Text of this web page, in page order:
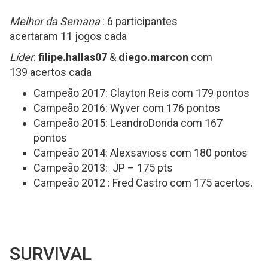
Melhor da Semana: 6 participantes
acertaram 11 jogos cada
Líder: filipe.hallas07 & diego.marcon com
139 acertos cada
Campeão 2017: Clayton Reis com 179 pontos
Campeão 2016: Wyver com 176 pontos
Campeão 2015: LeandroDonda com 167
pontos
Campeão 2014: Alexsavioss com 180 pontos
Campeão 2013: JP – 175 pts
Campeão 2012 : Fred Castro com 175 acertos.
SURVIVAL